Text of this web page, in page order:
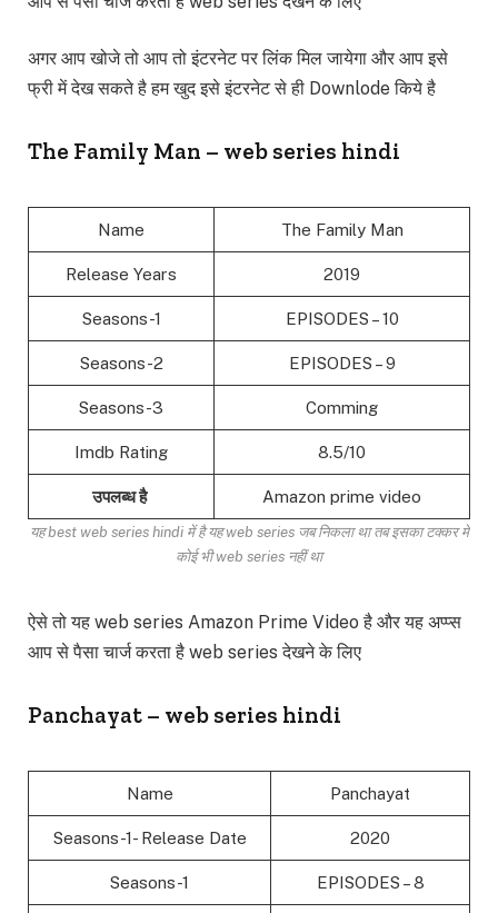
अगर आप खोजे तो आप तो इंटरनेट पर लिंक मिल जायेगा और आप इसे
फ्री में देख सकते है हम खुद इसे इंटरनेट से ही Downlode किये है
The Family Man – web series hindi
Name The Family Man
Release Years 2019
Seasons-1 EPISODES – 10
Seasons-2 EPISODES – 9
Seasons-3 Comming
Imdb Rating 8.5/10
उपलब्ध है Amazon prime video
यह best web series hindi में है यह web series जब निकला था तब इसका टक्कर में
कोई भी web series नहीं था
ऐसे तो यह web series Amazon Prime Video है और यह अप्प्स
आप से पैसा चार्ज करता है web series देखने के लिए
Panchayat – web series hindi
Name Panchayat
Seasons-1- Release Date 2020
Seasons-1 EPISODES – 8